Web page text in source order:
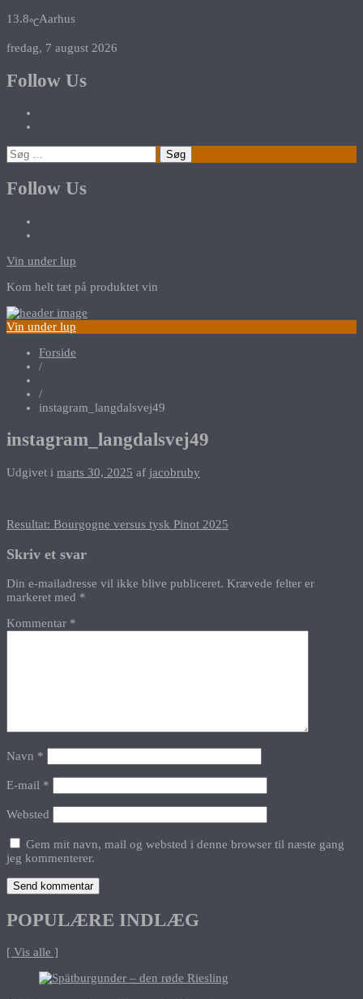
13.8℃Aarhus
fredag, 7 august 2026
Follow Us
Søg
efter:
Follow Us
Vin under lup
Kom helt tæt på produktet vin
Vin under lup
Forside
/
/
instagram_langdalsvej49
instagram_langdalsvej49
Udgivet i marts 30, 2025 af jacobruby
Indlægsnavigation
Resultat: Bourgogne versus tysk Pinot 2025
Skriv et svar
Din e-mailadresse vil ikke blive publiceret. Krævede felter er
markeret med *
Kommentar *
Navn *
E-mail *
Websted
Gem mit navn, mail og websted i denne browser til næste gang
jeg kommenterer.
POPULÆRE INDLÆG
[ Vis alle ]